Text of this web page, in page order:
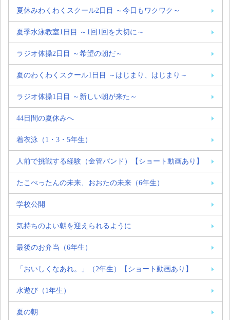
夏休みわくわくスクール2日目 ～今日もワクワク～
夏季水泳教室1日目 ～1回1回を大切に～
ラジオ体操2日目 ～希望の朝だ～
夏のわくわくスクール1日目 ～はじまり、はじまり～
ラジオ体操1日目 ～新しい朝が来た～
44日間の夏休みへ
着衣泳（1・3・5年生）
人前で挑戦する経験（金管バンド）【ショート動画あり】
たこぺったんの未来、おおたの未来（6年生）
学校公開
気持ちのよい朝を迎えられるように
最後のお弁当（6年生）
「おいしくなあれ。」（2年生）【ショート動画あり】
水遊び（1年生）
夏の朝